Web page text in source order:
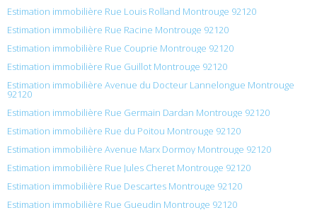
Estimation immobilière Rue Louis Rolland Montrouge 92120
Estimation immobilière Rue Racine Montrouge 92120
Estimation immobilière Rue Couprie Montrouge 92120
Estimation immobilière Rue Guillot Montrouge 92120
Estimation immobilière Avenue du Docteur Lannelongue Montrouge
92120
Estimation immobilière Rue Germain Dardan Montrouge 92120
Estimation immobilière Rue du Poitou Montrouge 92120
Estimation immobilière Avenue Marx Dormoy Montrouge 92120
Estimation immobilière Rue Jules Cheret Montrouge 92120
Estimation immobilière Rue Descartes Montrouge 92120
Estimation immobilière Rue Gueudin Montrouge 92120